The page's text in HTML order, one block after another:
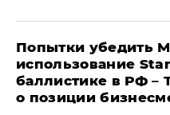
Попытки убедить
использование
баллистике в РФ –
о позиции